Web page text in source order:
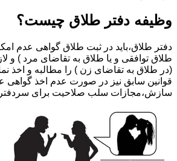
وظیفه دفتر طلاق چیست؟
دفتر طلاق،باید در ثبت طلاق گواهی
طلاق توافقی و یا طلاق به تقاضای مرد ) و
قوانین سابق نیز در صورت عدم اخذ گواهی
سازش،مجازات سلب صلاحیت برای